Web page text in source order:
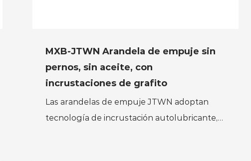
MXB-JTWN Arandela de empuje sin
pernos, sin aceite, con
incrustaciones de grafito
Las arandelas de empuje JTWN adoptan
tecnología de incrustación autolubricante,